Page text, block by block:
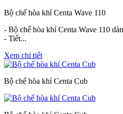
Bộ chế hòa khí Centa Wave 110
- Bộ chế hòa khí Centa Wave 110
- Tiết...
Xem chi tiết
Bộ chế hòa khí Centa Cub